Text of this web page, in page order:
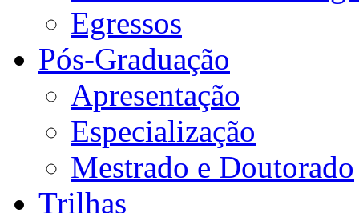
Egressos
Pós-Graduação
Apresentação
Especialização
Mestrado e Doutorado
Trilhas